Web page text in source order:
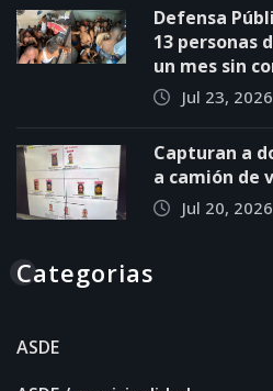
Defensa
13 personas
un mes sin
Jul 23, 2026
Capturan a
a camión de
Jul 20, 2026
Categorias
ASDE